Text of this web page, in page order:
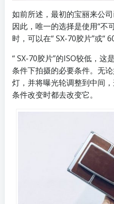
如前所述，最初的宝丽来公司
因此，唯一的选择是使用“不
时，可以在“ SX-70胶片”或“
“ SX-70胶片”的ISO较低，这
条件下拍摄的必要条件。无
灯，并将曝光轮调整到中间
条件改变时都去改变它。